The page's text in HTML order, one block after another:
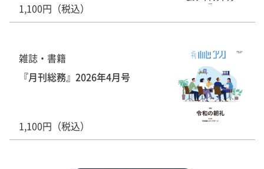
1,100円（税込）
雑誌・書籍
『月刊総務』2026年4月号
1,100円（税込）